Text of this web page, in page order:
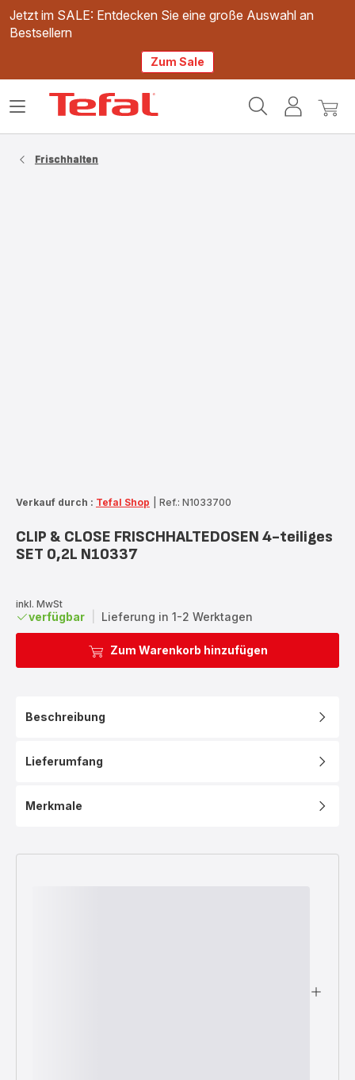
Jetzt im SALE: Entdecken Sie eine große Auswahl an
Bestsellern
Zum Sale
Mein
Mein
Das
Frischhalten
Verkauf durch : Tefal Shop Ref.: N1033700
CLIP & CLOSE FRISCHHALTEDOSEN 4-teiliges
SET 0,2L N10337
inkl. MwSt
verfügbar Lieferung in 1-2 Werktagen
Zum Warenkorb hinzufügen
Beschreibung
Lieferumfang
Merkmale